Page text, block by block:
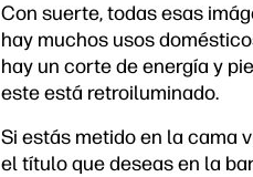
Con suerte, todas esas
hay muchos usos
hay un corte de energía y
este está retroiluminado.
Si estás metido en la cama
el título que deseas en la